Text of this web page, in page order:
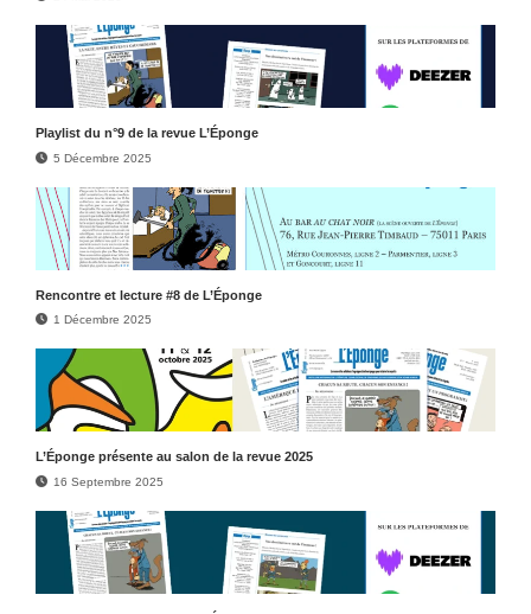
Play­list du n°9 de la revue L’Éponge
5 Décembre 2025
Rencontre et lecture #8 de L’Éponge
1 Décembre 2025
L’Éponge présente au salon de la revue 2025
16 Septembre 2025